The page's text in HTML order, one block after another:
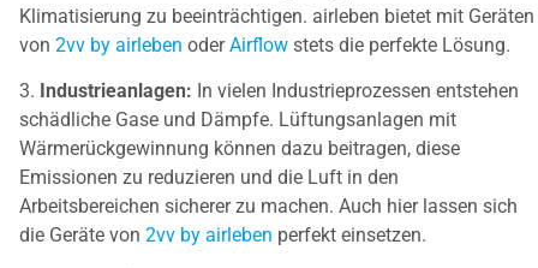
Klimatisierung zu beeinträchtigen. airleben bietet mit Geräten
von 2vv by airleben oderAirflow stets die perfekte Lösung.
3. Industrieanlagen: In vielen Industrieprozessen entstehen
schädliche Gase und Dämpfe. Lüftungsanlagen mit
Wärmerückgewinnung können dazu beitragen, diese
Emissionen zu reduzieren und die Luft in den
Arbeitsbereichen sicherer zu machen. Auch hier lassen sich
die Geräte von 2vv by airleben perfekt einsetzen.